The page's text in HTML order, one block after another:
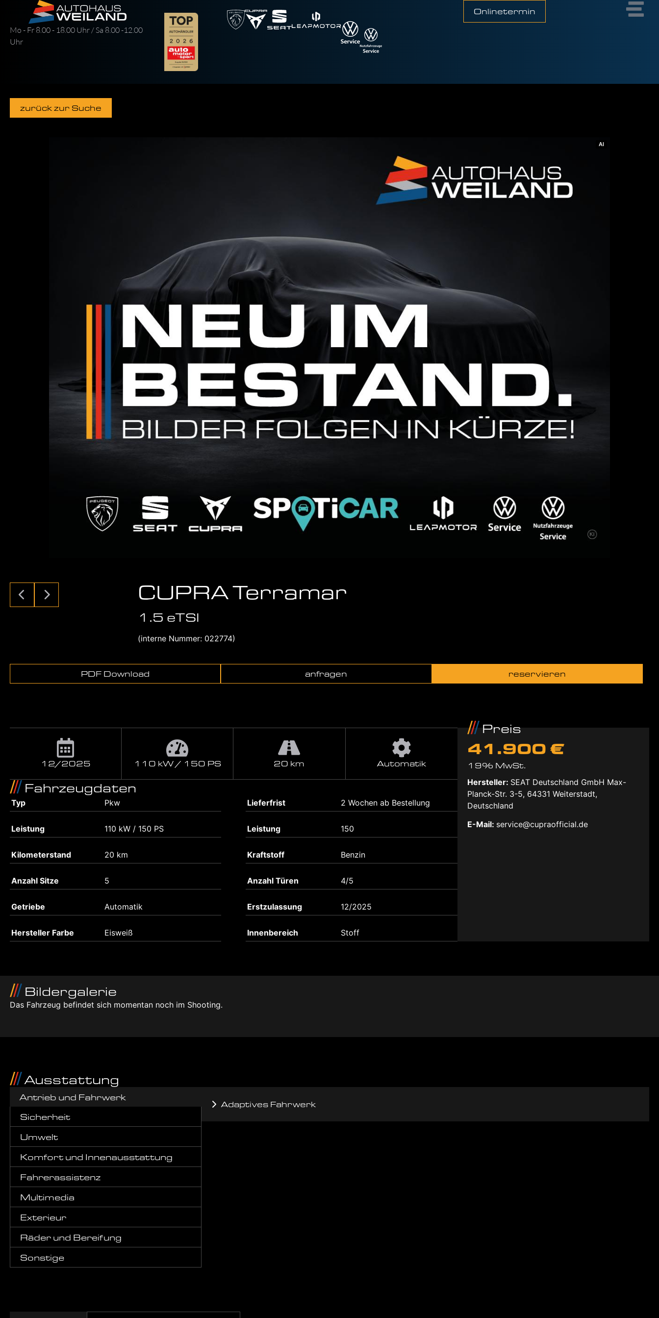
Mo - Fr 8.00 - 18.00 Uhr / Sa 8.00 -12.00
Uhr
Onlinetermin
zurück zur Suche
AI
CUPRA Terramar
1.5 eTSI
(interne Nummer: 022774)
PDF Download anfragen reservieren
12/2025 110 kW / 150 PS 20 km Automatik
Fahrzeugdaten
Typ Pkw Lieferfrist 2 Wochen ab Bestellung
Leistung 110 kW / 150 PS Leistung 150
Kilometerstand 20 km Kraftstoff Benzin
Anzahl Sitze 5 Anzahl Türen 4/5
Getriebe Automatik Erstzulassung 12/2025
Hersteller Farbe Eisweiß Innenbereich Stoff
Preis
41.900 €
19% MwSt.
Hersteller: SEAT Deutschland GmbH Max-
Planck-Str. 3-5, 64331 Weiterstadt,
Deutschland
E-Mail: service@cupraofficial.de
Bildergalerie
Das Fahrzeug befindet sich momentan noch im Shooting.
Ausstattung
Antrieb und Fahrwerk
Sicherheit
Umwelt
Komfort und Innenausstattung
Fahrerassistenz
Multimedia
Exterieur
Räder und Bereifung
Sonstige
Adaptives Fahrwerk